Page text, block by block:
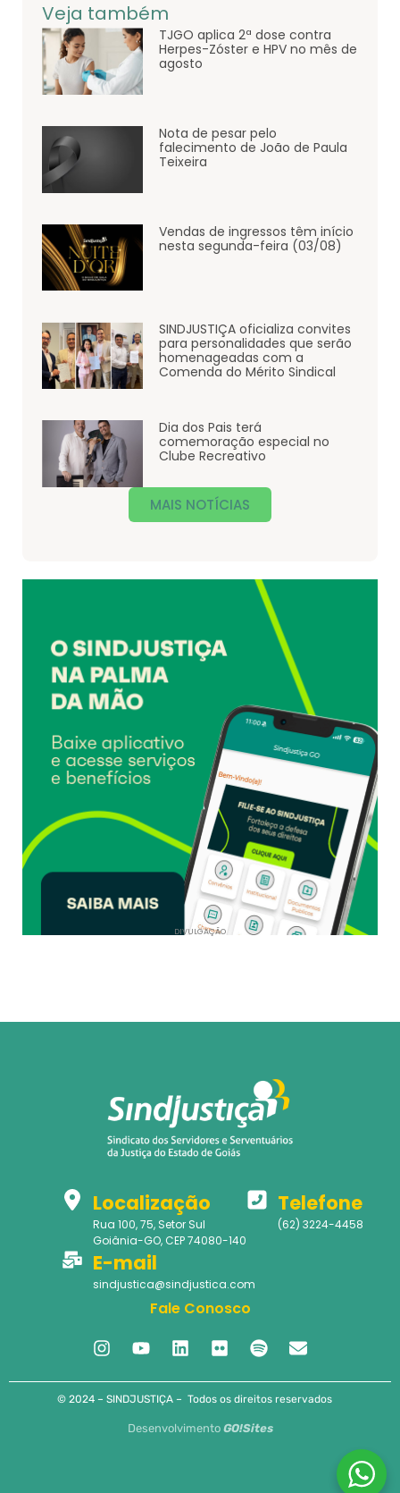
Veja também
TJGO aplica 2ª dose contra
Herpes-Zóster e HPV no mês de
agosto
Nota de pesar pelo
falecimento de João de Paula
Teixeira
Vendas de ingressos têm início
nesta segunda-feira (03/08)
SINDJUSTIÇA oficializa convites
para personalidades que serão
homenageadas com a
Comenda do Mérito Sindical
Dia dos Pais terá
comemoração especial no
Clube Recreativo
MAIS NOTÍCIAS
DIVULGAÇÃO
Localização
Rua 100, 75, Setor Sul
Goiânia-GO, CEP 74080-140
Telefone
(62) 3224-4458
E-mail
sindjustica@sindjustica.com
Fale Conosco
© 2024 – SINDJUSTIÇA – Todos os direitos reservados
Desenvolvimento GO!Sites